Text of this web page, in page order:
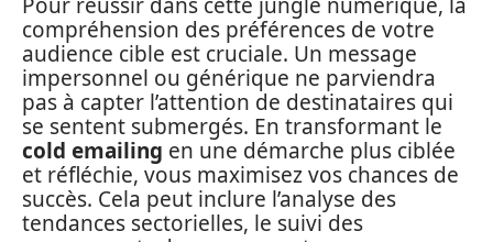
compréhension des préférences de votre
audience cible est cruciale. Un message
impersonnel ou générique ne parviendra
pas à capter l’attention de destinataires qui
se sentent submergés. En transformant le
cold emailing en une démarche plus ciblée
et réfléchie, vous maximisez vos chances de
succès. Cela peut inclure l’analyse des
tendances sectorielles, le suivi des